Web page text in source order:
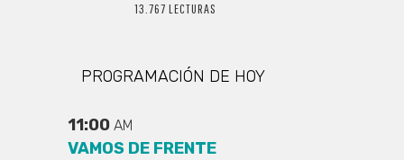
13.767 LECTURAS
PROGRAMACIÓN DE HOY
11:00 AM
VAMOS DE FRENTE